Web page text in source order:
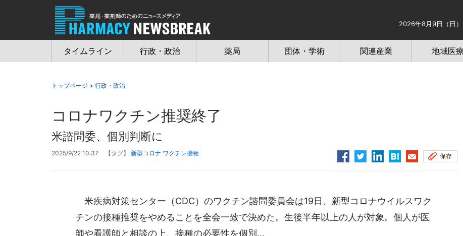
2026年8月9日（日）
タイムライン 行政・政治 薬局 団体・学術 関連産業 地域医療
トップページ > 行政・政治
コロナワクチン推奨終了
米諮問委、個別判断に
2025/9/22 10:37 【タグ】 新型コロナ ワクチン接種 保存
米疾病対策センター（CDC）のワクチン諮問委員会は19日、新型コロナウイルスワク
チンの接種推奨をやめることを全会一致で決めた。生後半年以上の人が対象。個人が医
師や看護師と相談の上、接種の必要性を個別...